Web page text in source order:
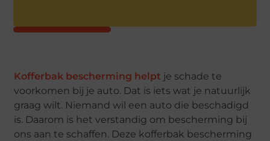
Kofferbak bescherming helpt je schade te
voorkomen bij je auto. Dat is iets wat je natuurlijk
graag wilt. Niemand wil een auto die beschadigd
is. Daarom is het verstandig om bescherming bij
ons aan te schaffen. Deze kofferbak bescherming